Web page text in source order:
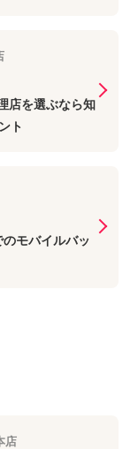
店を選ぶなら知
ト
のモバイルバッ
店